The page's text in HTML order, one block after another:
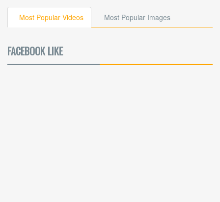
Most Popular Videos Most Popular Images
FACEBOOK LIKE